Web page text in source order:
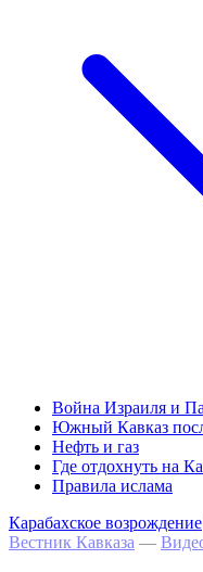
Война Израиля и
Южный Кавказ
Нефть и газ
Где отдохнуть на
Правила ислама
Карабахское возрождение
Вестник Кавказа —